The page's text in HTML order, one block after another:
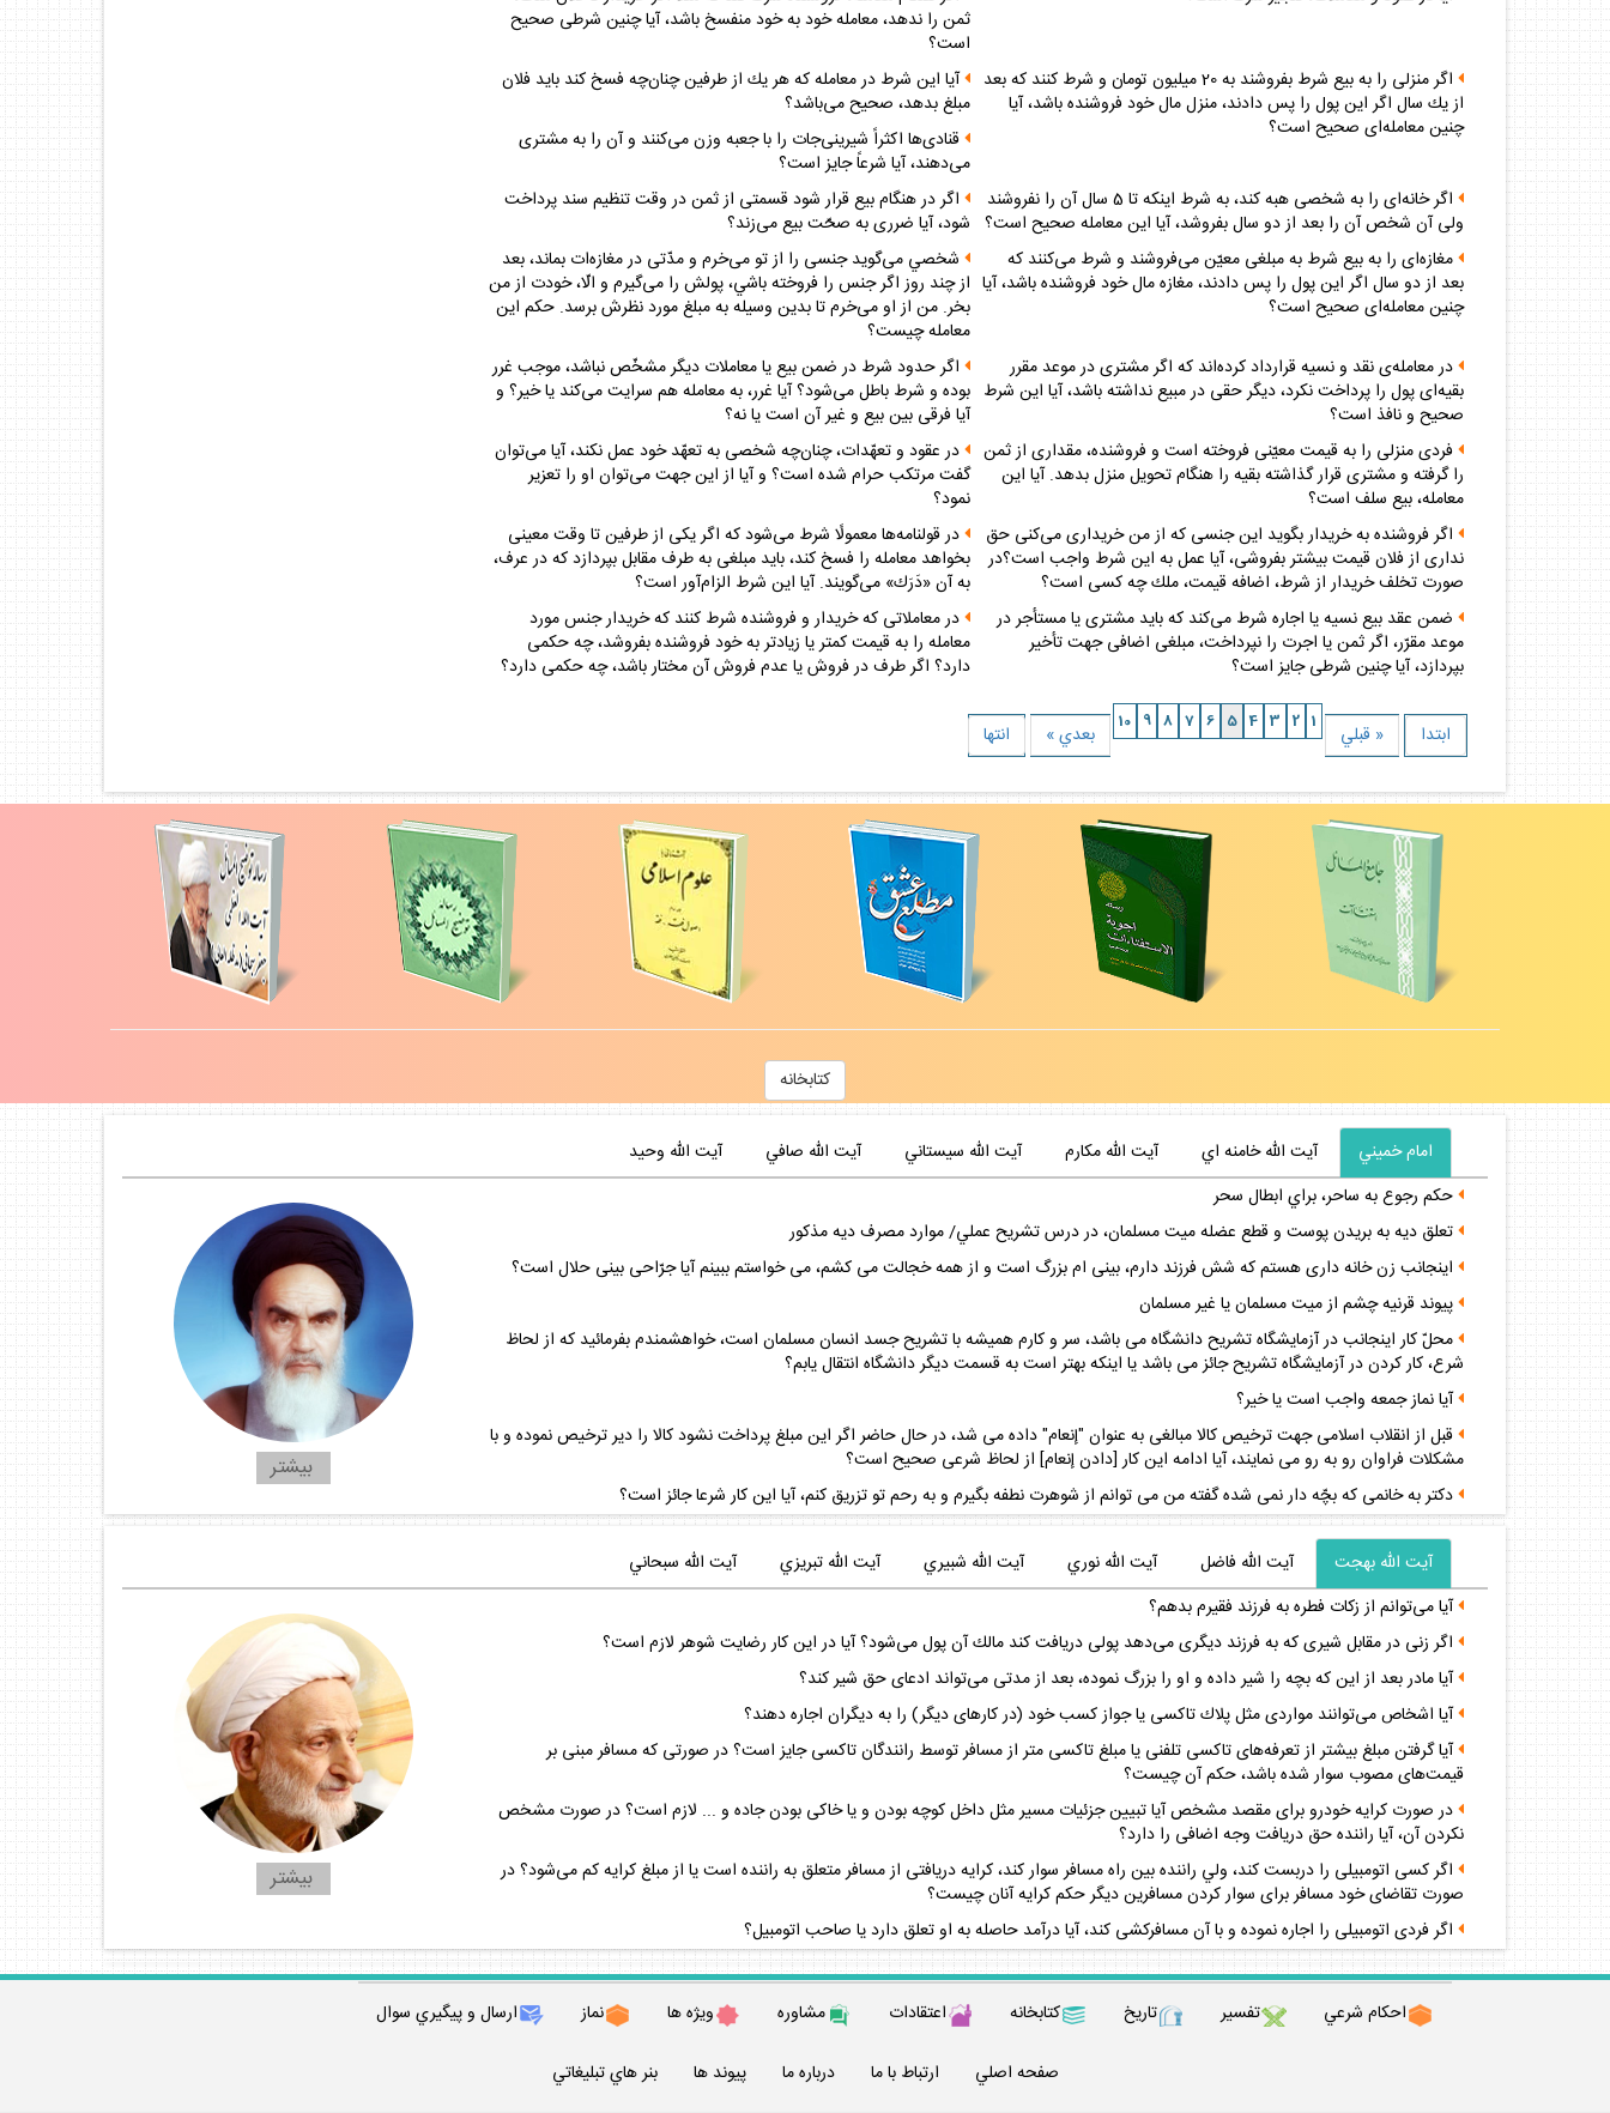
ثمن را ندهد، معامله خود به خود منفسخ باشد، آيا چنين شرطى صحيح
است؟
اگر منزلى را به بيع شرط بفروشند به 20 ميليون تومان و شرط كنند كه بعد
از يك‌ سال اگر اين پول را پس دادند، منزل مال خود فروشنده باشد، آيا
چنين معامله‌اى صحيح است؟
آيا اين شرط در معامله كه هر يك از طرفين چنان‌چه فسخ كند بايد فلان
مبلغ بدهد، صحيح مى‌باشد؟
قنادى‌ها اكثراً شيرينى‌جات را با جعبه وزن مى‌كنند و آن را به مشترى
مى‌دهند، آيا شرعاً جايز است؟
اگر خانه‌اى را به شخصى هبه كند، به شرط اينكه تا 5 سال آن را نفروشند
ولى آن شخص آن را بعد از دو سال بفروشد، آيا اين معامله صحيح است؟
اگر در هنگام بيع قرار شود قسمتى از ثمن در وقت تنظيم سند پرداخت
شود، آيا ضررى به صحّت بيع مى‌زند؟
مغازه‌اى را به بيع شرط به مبلغى معيّن مى‌فروشند و شرط مى‌كنند كه
بعد از دو سال اگر اين پول را پس دادند، مغازه مال خود فروشنده باشد، آيا
چنين معامله‌اى صحيح است؟
شخصي مى‌گويد جنسى را از تو مى‌خرم و مدّتى در مغازه‌ات بماند، بعد
از چند روز اگر جنس را فروخته باشي، پولش را مى‌گيرم و الّا، خودت از من
بخر. من از او مى‌خرم تا بدين وسيله به مبلغ مورد نظرش برسد. حكم اين
معامله چيست؟
در معامله‌ى نقد و نسيه قرارداد كرده‌اند كه اگر مشترى در موعد مقرر
بقيه‌اى پول را پرداخت نكرد، ديگر حقى در مبيع نداشته باشد، آيا اين شرط
صحيح و نافذ است؟
اگر حدود شرط در ضمن بيع يا معاملات ديگر مشخّص نباشد، موجب غرر
بوده و شرط باطل مى‌شود؟ آيا غرر، به معامله هم سرايت مى‌كند يا خير؟ و
آيا فرقى بين بيع و غير آن است يا نه؟
فردى منزلى را به قيمت معيّنى فروخته است و فروشنده، مقدارى از ثمن
را گرفته و مشترى قرار گذاشته بقيه را هنگام تحويل منزل بدهد. آيا اين
معامله، بيع سلف است؟
در عقود و تعهّدات، چنان‌چه شخصى به تعهّد خود عمل نكند، آيا مى‌توان
گفت مرتكب حرام شده است؟ و آيا از اين جهت مى‌توان او را تعزير
نمود؟
اگر فروشنده به خريدار بگويد اين جنسى كه از من خريدارى مى‌كنى حق
ندارى از فلان قيمت بيشتر بفروشى، آيا عمل به اين شرط واجب است؟در
صورت تخلف خريدار از شرط، اضافه قيمت، ملك چه كسى است؟
در قولنامه‌ها معمولًا شرط مى‌شود كه اگر يكى از طرفين تا وقت معينى
بخواهد معامله را فسخ كند، بايد مبلغى به طرف مقابل بپردازد كه در عرف،
به آن «دَرَك» مى‌گويند. آيا اين شرط الزام‌آور است؟
ضمن عقد بيع نسيه يا اجاره شرط مى‌كند كه بايد مشترى يا مستأجر در
موعد مقرّر، اگر ثمن يا اجرت را نپرداخت، مبلغى اضافى جهت تأخير
بپردازد، آيا چنين شرطى جايز است؟
در معاملاتى كه خريدار و فروشنده شرط كنند كه خريدار جنس مورد
معامله را به قيمت كمتر يا زيادتر به خود فروشنده بفروشد، چه حكمى
دارد؟ اگر طرف در فروش يا عدم فروش آن مختار باشد، چه حكمى دارد؟
ابتدا « قبلي 1
2
3
4
5
6
7
8
9
10 بعدي » انتها
كتابخانه
امام خميني آيت الله خامنه اي آيت الله مكارم آيت الله سيستاني آيت الله صافي
آيت الله وحيد
حكم رجوع به ساحر، براي ابطال سحر
تعلق ديه به بريدن پوست و قطع عضله ميت مسلمان، در درس تشريح عملي/ موارد مصرف ديه مذكور
اينجانب زن خانه‏ دارى هستم كه شش فرزند دارم، بينى ‏ام بزرگ است و از همه خجالت مى‏ كشم، مى‏ خواستم ببينم آيا جرّاحى بينى حلال است؟
پيوند قرنيه چشم از ميت مسلمان يا غير مسلمان
محلّ كار اينجانب در آزمايشگاه تشريح دانشگاه مى‏ باشد، سر و كارم هميشه با تشريح جسد انسان مسلمان است، خواهشمندم بفرمائيد كه از لحاظ
شرع، كار كردن در آزمايشگاه تشريح جائز مى ‏باشد يا اينكه بهتر است به قسمت ديگر دانشگاه انتقال يابم؟
آيا نماز جمعه واجب است يا خير؟
قبل از انقلاب اسلامى جهت ترخيص كالا مبالغى به عنوان "إنعام" داده مى‏ شد، در حال حاضر اگر اين مبلغ پرداخت نشود كالا را دير ترخيص نموده و با
مشكلات فراوان رو به رو مى ‏نمايند، آيا ادامه اين كار [دادن إنعام‏] از لحاظ شرعى صحيح است؟
دكتر به خانمى كه بچّه‏ دار نمى‏ شده گفته من مى‏ توانم از شوهرت نطفه بگيرم و به رحم تو تزريق كنم، آيا اين كار شرعا جائز است؟
بيشتر
آيت الله بهجت آيت الله فاضل آيت الله نوري آيت الله شبيري آيت الله تبريزي
آيت الله سبحاني
آيا مى‌توانم از زكات فطره به فرزند فقيرم بدهم؟
اگر زنى در مقابل شيرى كه به فرزند ديگرى مى‌دهد پولى دريافت كند مالك آن پول مى‌شود؟ آيا در اين كار رضايت شوهر لازم است؟
آيا مادر بعد از اين كه بچه را شير داده و او را بزرگ نموده، بعد از مدتى مى‌تواند ادعاى حق شير كند؟
آيا اشخاص مى‌توانند مواردى مثل پلاك تاكسى يا جواز كسب خود (در كارهاى‌ ديگر) را به ديگران اجاره دهند؟
آيا گرفتن مبلغ بيشتر از تعرفه‌هاى تاكسى تلفنى يا مبلغ تاكسى متر از مسافر توسط رانندگان تاكسى جايز است؟ در صورتى كه مسافر مبنى بر
قيمت‌هاى مصوب سوار شده باشد، حكم آن چيست؟
در صورت كرايه خودرو براى مقصد مشخص آيا تبيين جزئيات مسير مثل داخل كوچه بودن و يا خاكى بودن جاده و ... لازم است؟ در صورت مشخص
نكردن آن، آيا راننده حق دريافت وجه اضافى را دارد؟
اگر كسى اتومبيلى را دربست كند، ولي راننده بين راه مسافر سوار كند، كرايه دريافتى از مسافر متعلق به راننده است يا از مبلغ كرايه كم مى‌شود؟ در
صورت تقاضاى خود مسافر براى سوار كردن مسافرين ديگر حكم كرايه‌ آنان چيست؟
اگر فردى اتومبيلى را اجاره نموده و با آن مسافركشى كند، آيا درآمد حاصله به او تعلق دارد يا صاحب اتومبيل؟
بيشتر
احكام شرعي تفسير تاريخ كتابخانه اعتقادات مشاوره ويژه ها نماز ارسال و پيگيري سوال
صفحه اصلي ارتباط با ما درباره ما پيوند ها بنر هاي تبليغاتي